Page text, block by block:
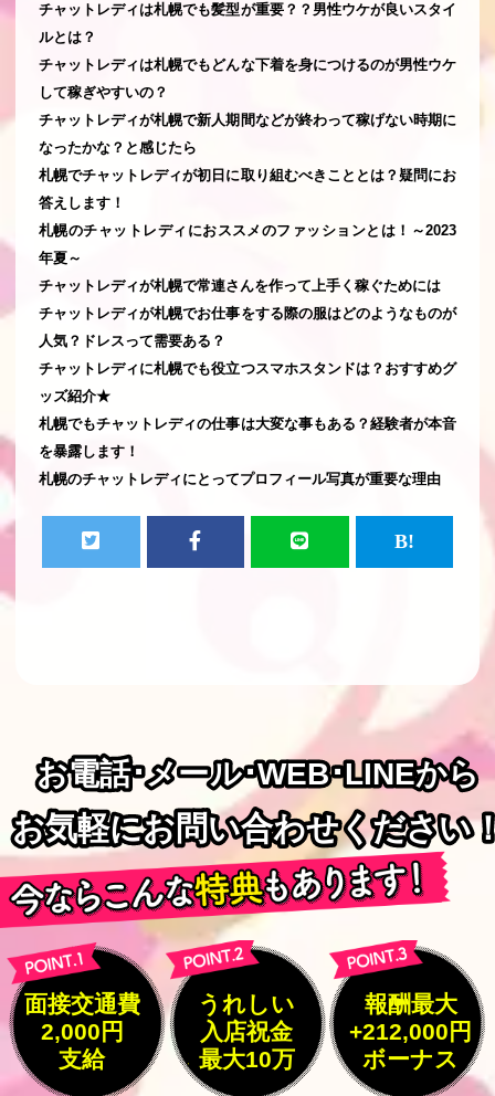
チャットレディは札幌でも髪型が重要？？男性ウケが良いスタイ
ルとは？
チャットレディは札幌でもどんな下着を身につけるのが男性ウケ
して稼ぎやすいの？
チャットレディが札幌で新人期間などが終わって稼げない時期に
なったかな？と感じたら
札幌でチャットレディが初日に取り組むべきこととは？疑問にお
答えします！
札幌のチャットレディにおススメのファッションとは！～2023
年夏～
チャットレディが札幌で常連さんを作って上手く稼ぐためには
チャットレディが札幌でお仕事をする際の服はどのようなものが
人気？ドレスって需要ある？
チャットレディに札幌でも役立つスマホスタンドは？おすすめグ
ッズ紹介★
札幌でもチャットレディの仕事は大変な事もある？経験者が本音
を暴露します！
札幌のチャットレディにとってプロフィール写真が重要な理由
お電話･メール･WEB･LINEから
お電話･メール･WEB･LINEから
お気軽にお問い合わせください
お気軽にお問い合わせください
面接交通費
2,000円
支給
うれしい
入店祝金
最大10万
報酬最大
+212,000円
ボーナス